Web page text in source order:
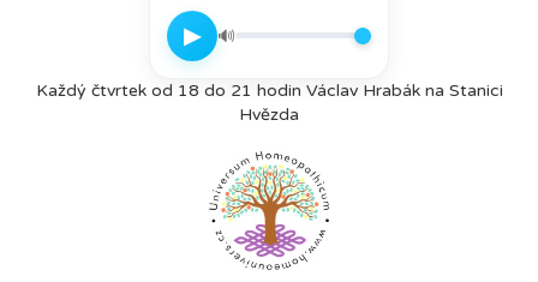
▶ 🔊
Každý čtvrtek od 18 do 21 hodin Václav Hrabák na Stanici
Hvězda